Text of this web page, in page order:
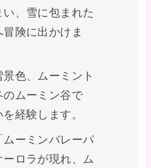
い、雪に包まれた
冒険に出かけま
色、ムーミント
のムーミン谷で
経験します。
ムーミンバレーパ
ロラが現れ、ム